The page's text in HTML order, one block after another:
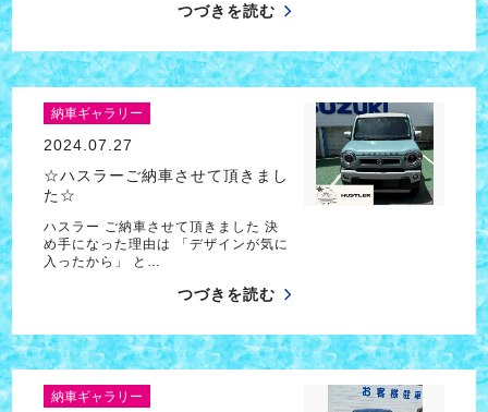
つづきを読む
納車ギャラリー
2024.07.27
☆ハスラーご納車させて頂きまし
た☆
ハスラー ご納車させて頂きました 決
め手になった理由は 「デザインが気に
入ったから」 と…
つづきを読む
納車ギャラリー